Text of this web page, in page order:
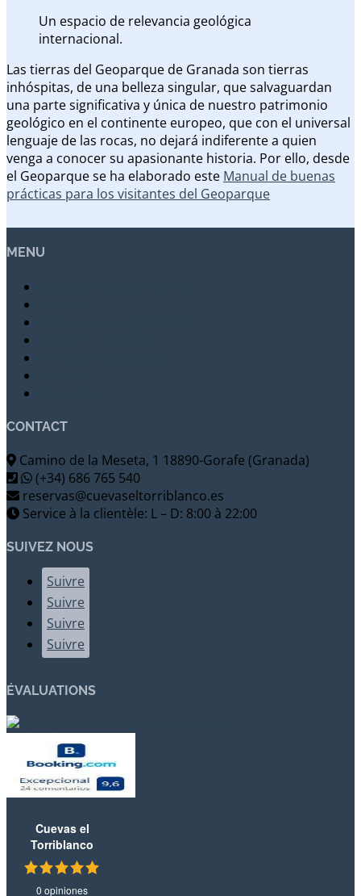
Un espacio de relevancia geológica
internacional.
Las tierras del Geoparque de Granada son tierras
inhóspitas, de una belleza singular, que salvaguardan
una parte significativa y única de nuestro patrimonio
geológico en el continente europeo, que con el universal
lenguaje de las rocas, no dejará indiferente a quien
venga a conocer su apasionante historia. Por ello, desde
el Geoparque se ha elaborado este Manual de buenas
prácticas para los visitantes del Geoparque
MENU
CONTACT
Camino de la Meseta, 1 18890-Gorafe (Granada)
(+34) 686 765 540
reservas@cuevaseltorriblanco.es
Service à la clientèle: L – D: 8:00 à 22:00
SUIVEZ NOUS
Suivre
Suivre
Suivre
Suivre
ÉVALUATIONS
Cuevas el
Torriblanco
0 opiniones